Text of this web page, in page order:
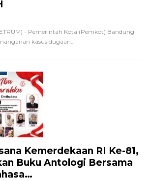
- Pemerintah Kota (Pemkot) Bandung
kasus dugaan
Kemerdekaan RI Ke-81,
Buku Antologi Bersama